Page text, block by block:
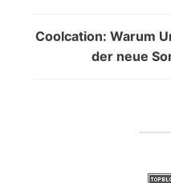
Coolcation: Warum
der neue